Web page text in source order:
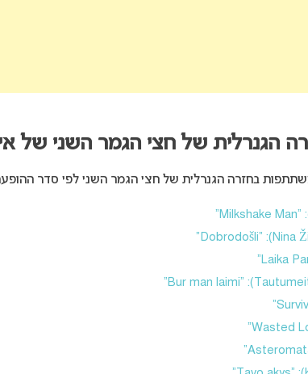
של חצי הגמר השני של
בחזרה הגנרלית של חצי הגמר השני לפי סדר